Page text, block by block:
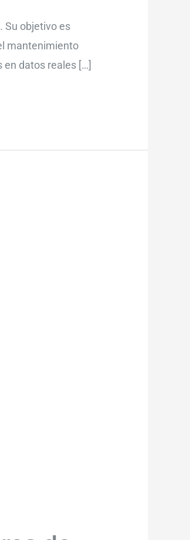
Su objetivo es
mantenimiento
datos reales […]